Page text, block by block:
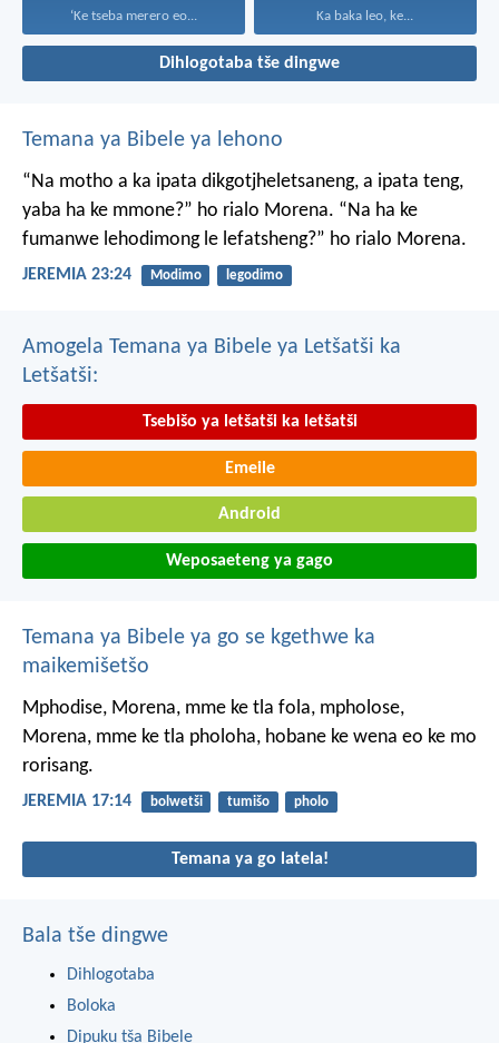
‘Ke tseba merero eo... Ka baka leo, ke...
Dihlogotaba tše dingwe
Temana ya Bibele ya lehono
“Na motho a ka ipata dikgotjheletsaneng, a ipata teng,
yaba ha ke mmone?” ho rialo Morena. “Na ha ke
fumanwe lehodimong le lefatsheng?” ho rialo Morena.
JEREMIA 23:24 Modimo legodimo
Amogela Temana ya Bibele ya Letšatši ka
Letšatši:
Tsebišo ya letšatši ka letšatši
Emeile
Android
Weposaeteng ya gago
Temana ya Bibele ya go se kgethwe ka
maikemišetšo
Mphodise, Morena, mme ke tla fola, mpholose,
Morena, mme ke tla pholoha, hobane ke wena eo ke mo
rorisang.
JEREMIA 17:14 bolwetši tumišo pholo
Temana ya go latela!
Bala tše dingwe
Dihlogotaba
Boloka
Dipuku tša Bibele